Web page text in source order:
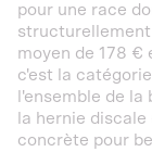
pour une race
structurellement
moyen de 178 €
c'est la
l'ensemble de
la hernie
concrète pour